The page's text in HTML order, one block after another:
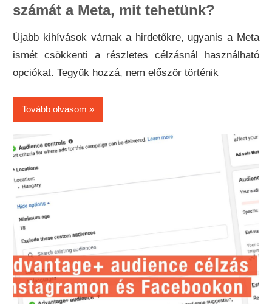
számát a Meta, mit tehetünk?
Újabb kihívások várnak a hirdetőkre, ugyanis a Meta
ismét csökkenti a részletes célzásnál használható
opciókat. Tegyük hozzá, nem először történik
Tovább olvasom